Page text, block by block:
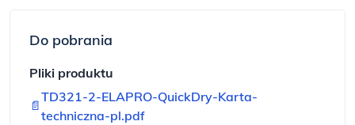
Do pobrania
Pliki produktu
📄
TD321-2-ELAPRO-QuickDry-Karta-
techniczna-pl.pdf